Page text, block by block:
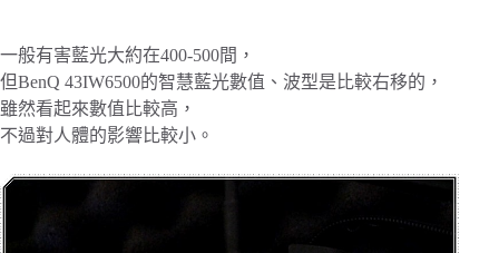
一般有害藍光大約在400-500間，
但BenQ 43IW6500的智慧藍光數值、波型是比較右移的，
雖然看起來數值比較高，
不過對人體的影響比較小。